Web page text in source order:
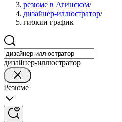
резюме в Агинском/
дизайнер-иллюстратор/
гибкий график
дизайнер-иллюстратор
Резюме